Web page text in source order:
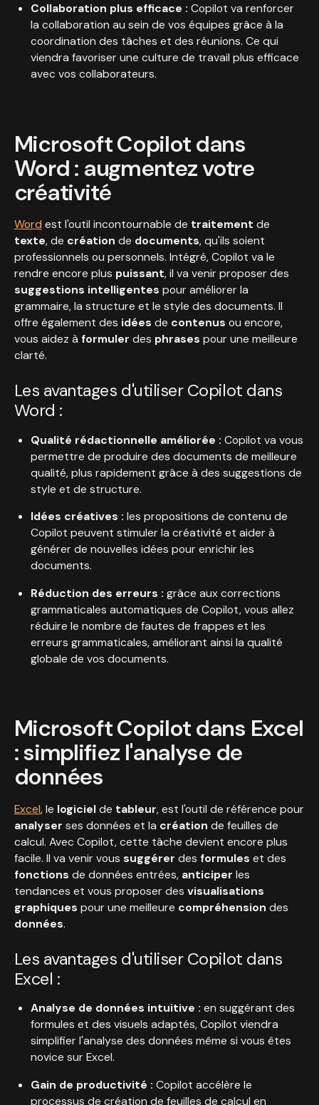
Collaboration plus efficace :Copilot va renforcer
la collaboration au sein de vos équipes grâce à la
coordination des tâches et des réunions. Ce qui
viendra favoriser une culture de travail plus efficace
avec vos collaborateurs.
Microsoft Copilot dans
Word : augmentez votre
créativité
Word est l'outil incontournable de traitement de
texte, de création de documents, qu'ils soient
professionnels ou personnels. Intégré, Copilot va le
rendre encore plus puissant, il va venir proposer des
suggestions intelligentes pour améliorer la
grammaire, la structure et le style des documents. Il
offre également des idées de contenus ou encore,
vous aidez à formuler des phrases pour une meilleure
clarté.
Les avantages d'utiliser Copilot dans
Word :
Qualité rédactionnelle améliorée :Copilot va vous
permettre de produire des documents de meilleure
qualité, plus rapidement grâce à des suggestions de
style et de structure.
Idées créatives :les propositions de contenu de
Copilot peuvent stimuler la créativité et aider à
générer de nouvelles idées pour enrichir les
documents.
Réduction des erreurs : grâce aux corrections
grammaticales automatiques de Copilot, vous allez
réduire le nombre de fautes de frappes et les
erreurs grammaticales, améliorant ainsi la qualité
globale de vos documents.
Microsoft Copilot dans Excel
: simplifiez l'analyse de
données
Excel, le logicielde tableur, est l'outil de référence pour
analyser ses données et la création de feuilles de
calcul. Avec Copilot, cette tâche devient encore plus
facile. Il va venir vous suggérer des formules et des
fonctions de données entrées, anticiper les
tendances et vous proposer des visualisations
graphiques pour une meilleure compréhension des
données.
Les avantages d'utiliser Copilot dans
Excel :
Analyse de données intuitive : en suggérant des
formules et des visuels adaptés, Copilot viendra
simplifier l'analyse des données même si vous êtes
novice sur Excel.
Gain de productivité :Copilot accélère le
processus de création de feuilles de calcul en